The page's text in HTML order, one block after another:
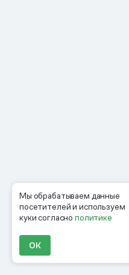
Мы обрабатываем данные
посетителей и используем
куки согласнополитике
ОК